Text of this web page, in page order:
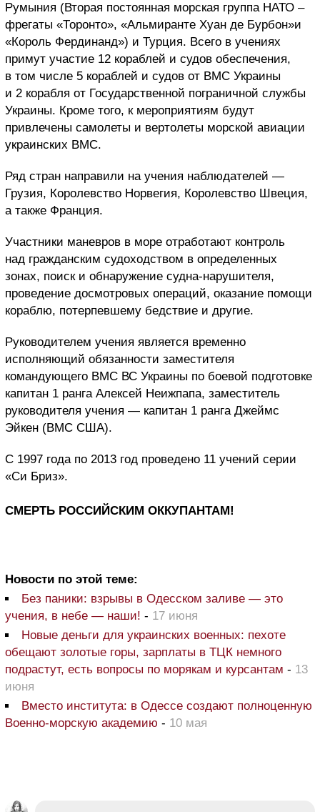
Румыния (Вторая постоянная морская группа НАТО –
фрегаты «Торонто», «Альмиранте Хуан де Бурбон»и
«Король Фердинанд») и Турция. Всего в учениях
примут участие 12 кораблей и судов обеспечения,
в том числе 5 кораблей и судов от ВМС Украины
и 2 корабля от Государственной пограничной службы
Украины. Кроме того, к мероприятиям будут
привлечены самолеты и вертолеты морской авиации
украинских ВМС.
Ряд стран направили на учения наблюдателей —
Грузия, Королевство Норвегия, Королевство Швеция,
а также Франция.
Участники маневров в море отработают контроль
над гражданским судоходством в определенных
зонах, поиск и обнаружение судна-нарушителя,
проведение досмотровых операций, оказание помощи
кораблю, потерпевшему бедствие и другие.
Руководителем учения является временно
исполняющий обязанности заместителя
командующего ВМС ВС Украины по боевой подготовке
капитан 1 ранга Алексей Неижпапа, заместитель
руководителя учения — капитан 1 ранга Джеймс
Эйкен (ВМС США).
С 1997 года по 2013 год проведено 11 учений серии
«Си Бриз».
СМЕРТЬ РОССИЙСКИМ ОККУПАНТАМ!
Новости по этой теме:
Без паники: взрывы в Одесском заливе — это
учения, в небе — наши! - 17 июня
Новые деньги для украинских военных: пехоте
обещают золотые горы, зарплаты в ТЦК немного
подрастут, есть вопросы по морякам и курсантам - 13
июня
Вместо института: в Одессе создают полноценную
Военно-морскую академию - 10 мая